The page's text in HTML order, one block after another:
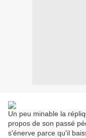
Un peu minable la
propos de son passé
s'énerve parce qu'il